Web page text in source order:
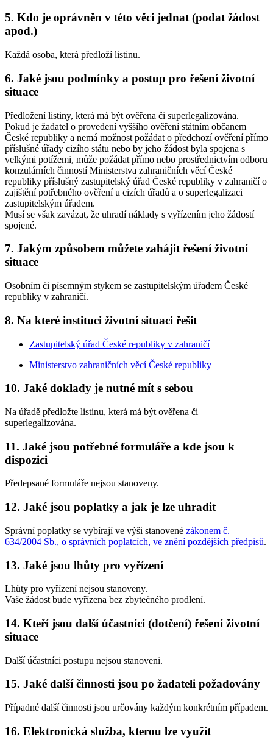
5. Kdo je oprávněn v této věci jednat (podat žádost
apod.)
Každá osoba, která předloží listinu.
6. Jaké jsou podmínky a postup pro řešení životní
situace
Předložení listiny, která má být ověřena či superlegalizována.
Pokud je žadatel o provedení vyššího ověření státním občanem
České republiky a nemá možnost požádat o předchozí ověření přímo
příslušné úřady cizího státu nebo by jeho žádost byla spojena s
velkými potížemi, může požádat přímo nebo prostřednictvím odboru
konzulárních činností Ministerstva zahraničních věcí České
republiky příslušný zastupitelský úřad České republiky v zahraničí o
zajištění potřebného ověření u cizích úřadů a o superlegalizaci
zastupitelským úřadem.
Musí se však zavázat, že uhradí náklady s vyřízením jeho žádostí
spojené.
7. Jakým způsobem můžete zahájit řešení životní
situace
Osobním či písemným stykem se zastupitelským úřadem České
republiky v zahraničí.
8. Na které instituci životní situaci řešit
Zastupitelský úřad České republiky v zahraničí
Ministerstvo zahraničních věcí České republiky
10. Jaké doklady je nutné mít s sebou
Na úřadě předložte listinu, která má být ověřena či
superlegalizována.
11. Jaké jsou potřebné formuláře a kde jsou k
dispozici
Předepsané formuláře nejsou stanoveny.
12. Jaké jsou poplatky a jak je lze uhradit
Správní poplatky se vybírají ve výši stanovené zákonem č.
634/2004 Sb., o správních poplatcích, ve znění pozdějších předpisů.
13. Jaké jsou lhůty pro vyřízení
Lhůty pro vyřízení nejsou stanoveny.
Vaše žádost bude vyřízena bez zbytečného prodlení.
14. Kteří jsou další účastníci (dotčení) řešení životní
situace
Další účastníci postupu nejsou stanoveni.
15. Jaké další činnosti jsou po žadateli požadovány
Případné další činnosti jsou určovány každým konkrétním případem.
16. Elektronická služba, kterou lze využít